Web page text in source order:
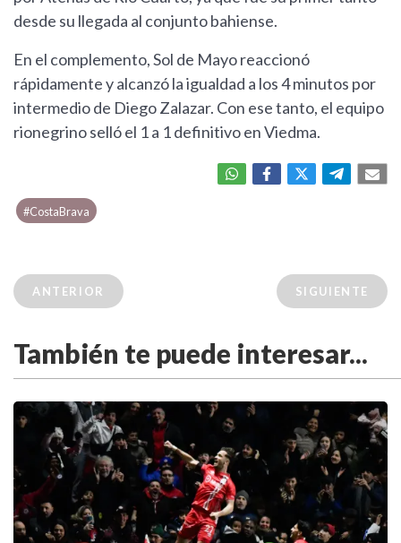
desde su llegada al conjunto bahiense.
En el complemento, Sol de Mayo reaccionó
rápidamente y alcanzó la igualdad a los 4 minutos por
intermedio de Diego Zalazar. Con ese tanto, el equipo
rionegrino selló el 1 a 1 definitivo en Viedma.
#CostaBrava
ANTERIOR SIGUIENTE
También te puede interesar...